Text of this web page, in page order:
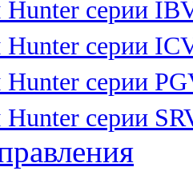
серии
серии
серии
серии